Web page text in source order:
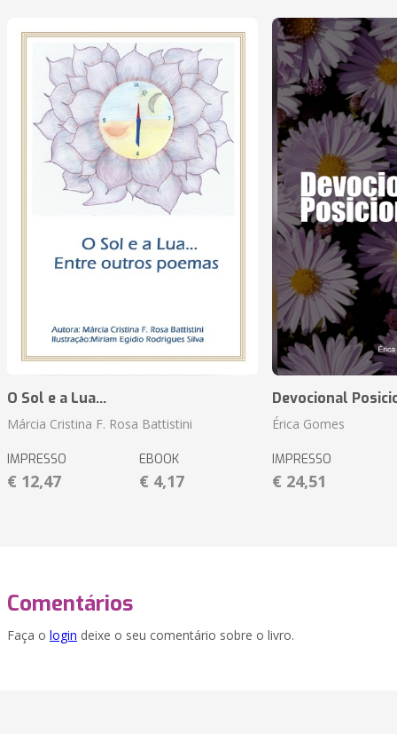
O Sol e a Lua...
Márcia Cristina F. Rosa Battistini
IMPRESSO
€ 12,47
EBOOK
€ 4,17
Devocional
Érica Gomes
IMPRESSO
€ 24,51
Comentários
Faça o login deixe o seu comentário sobre o livro.